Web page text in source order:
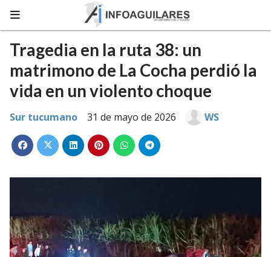
Tragedia en la ruta 38: un
matrimono de La Cocha perdió la
vida en un violento choque
Sur tucumano 31 de mayo de 2026 WS